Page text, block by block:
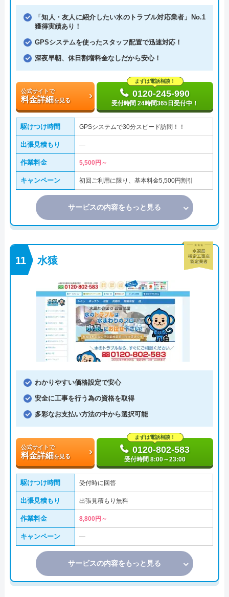
「知人・友人に紹介したい水のトラブル対応業者」No.1
獲得実績あり！
GPSシステムを使ったスタッフ配置で迅速対応！
深夜早朝、休日割増料金なしだから安心！
公式サイトで
料金詳細を見る
まずは電話相談！
0120-245-990
受付時間 24時間365日受付中！
駆けつけ時間 GPSシステムで30分スピード訪問！！
出張見積もり ―
作業料金 5,500円～
キャンペーン 初回ご利用に限り、基本料金5,500円割引
サービスの内容をもっと見る
水猿
わかりやすい価格設定で安心
安全に工事を行う為の資格を取得
多彩なお支払い方法の中から選択可能
公式サイトで
料金詳細を見る
まずは電話相談！
0120-802-583
受付時間 8:00～23:00
駆けつけ時間 受付時に回答
出張見積もり 出張見積もり無料
作業料金 8,800円～
キャンペーン ―
サービスの内容をもっと見る